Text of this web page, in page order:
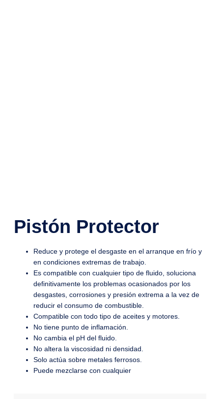
Pistón Protector
Reduce y protege el desgaste en el arranque en frío y
en condiciones extremas de trabajo.
Es compatible con cualquier tipo de fluido, soluciona
definitivamente los problemas ocasionados por los
desgastes, corrosiones y presión extrema a la vez de
reducir el consumo de combustible.
Compatible con todo tipo de aceites y motores.
No tiene punto de inflamación.
No cambia el pH del fluido.
No altera la viscosidad ni densidad.
Solo actúa sobre metales ferrosos.
Puede mezclarse con cualquier